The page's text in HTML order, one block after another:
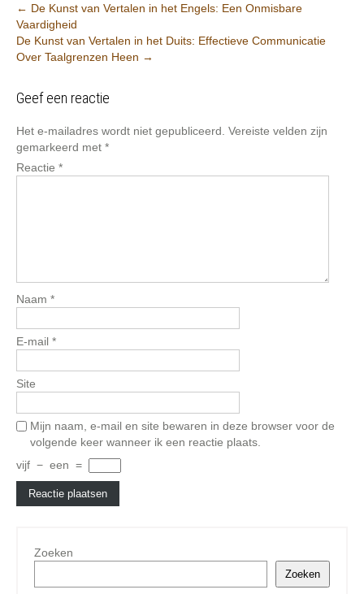
Berichtnavigatie
← De Kunst van Vertalen in het Engels: Een Onmisbare
Vaardigheid
De Kunst van Vertalen in het Duits: Effectieve Communicatie
Over Taalgrenzen Heen →
Geef een reactie
Het e-mailadres wordt niet gepubliceerd. Vereiste velden zijn
gemarkeerd met *
Reactie *
Naam *
E-mail *
Site
Mijn naam, e-mail en site bewaren in deze browser voor de
volgende keer wanneer ik een reactie plaats.
vijf − een =
Zoeken
Zoeken